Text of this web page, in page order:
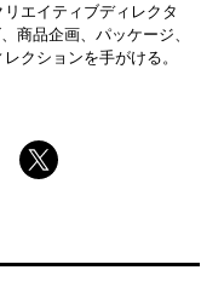
エイティブディレクタ
商品企画、パッケージ、
クションを手がける。